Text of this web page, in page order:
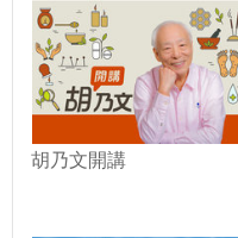
胡乃文開講